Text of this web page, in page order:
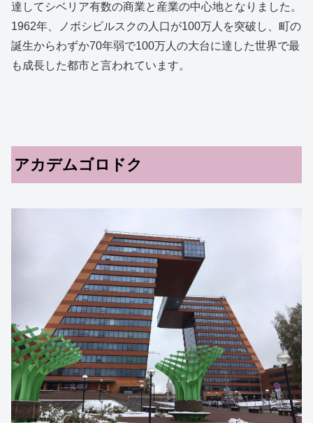
達してシベリア有数の商業と産業の中心地となりました。
1962年、ノボシビルスクの人口が100万人を突破し、町の
誕生からわずか70年弱で100万人の大台に達した世界で最
も成長した都市と言われています。
アカデムゴロドク